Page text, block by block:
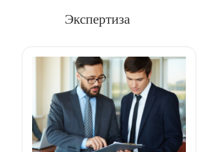
Экспертиза